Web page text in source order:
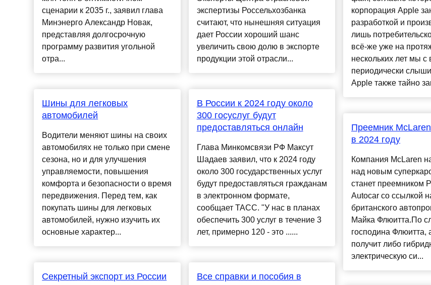
сценарии к 2035 г., заявил глава
Минэнерго Александр Новак,
представляя долгосрочную
программу развития угольной
отра...
Шины для легковых
автомобилей
Водители меняют шины на своих
автомобилях не только при смене
сезона, но и для улучшения
управляемости, повышения
комфорта и безопасности о время
передвижения. Перед тем, как
покупать шины для легковых
автомобилей, нужно изучить их
основные характер...
Секретный экспорт из России
экспертизы Россельхозбанка
считают, что нынешняя ситуация
дает России хороший шанс
увеличить свою долю в экспорте
продукции этой отрасли...
В России к 2024 году около
300 госуслуг будут
предоставляться онлайн
Глава Минкомсвязи РФ Максут
Шадаев заявил, что к 2024 году
около 300 государственных услуг
будут предоставляться гражданам
в электронном формате,
сообщает ТАСС. "У нас в планах
обеспечить 300 услуг в течение 3
лет, примерно 120 - это ......
Все справки и пособия в
корпорация Apple
разработкой и
лишь
всё-же уже на
нескольких лет мы с
периодически
Apple также тайно
Преемник
в 2024 году
Компания McLaren
над новым
станет преемником
Autocar со ссылкой
британского
Майка Флюитта.По
господина Флюитта,
получит либо
электрическую си...